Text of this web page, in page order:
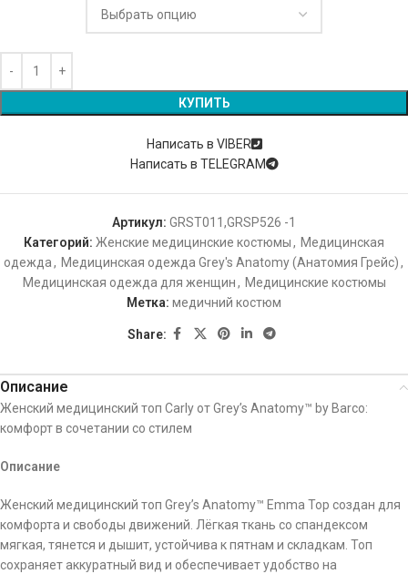
КУПИТЬ
Написать в VIBER
Написать в TELEGRAM
Артикул: GRST011,GRSP526 -1
Категорий: Женские медицинские костюмы, Медицинская
одежда, Медицинская одежда Grey's Anatomy (Анатомия Грейс),
Медицинская одежда для женщин, Медицинские костюмы
Метка: медичний костюм
Share:
Описание
Женский медицинский топ Carly от Grey’s Anatomy™ by Barco:
комфорт в сочетании со стилем
Описание
Женский медицинский топ Grey’s Anatomy™ Emma Top создан для
комфорта и свободы движений. Лёгкая ткань со спандексом
мягкая, тянется и дышит, устойчива к пятнам и складкам. Топ
сохраняет аккуратный вид и обеспечивает удобство на